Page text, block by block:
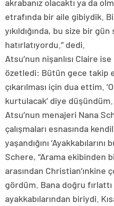
akrabanız olacaktı ya da
etrafında bir aile gibiydik.
yıkıldığında, bu size bir gün
hatırlatıyordu.” dedi.
Atsu’nun nişanlısı Claire
özetledi: Bütün gece takip
çıkarılması için dua ettim.
kurtulacak’ diye düşündüm.
Atsu’nun menajeri Nana
çalışmaları esnasında
yaşandığını
Schere, “Arama ekibinden
arasından Christian’ınkine
gördüm. Bana doğru
ayakkabılarından biriydi.